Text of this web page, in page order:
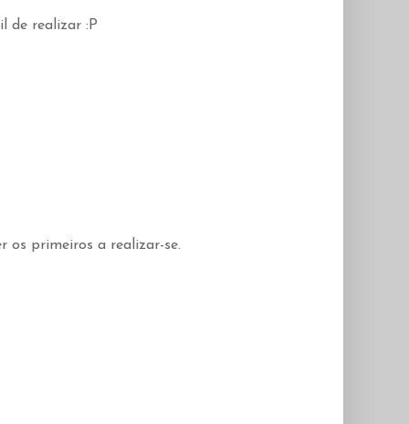
de realizar :P
os primeiros a realizar-se.